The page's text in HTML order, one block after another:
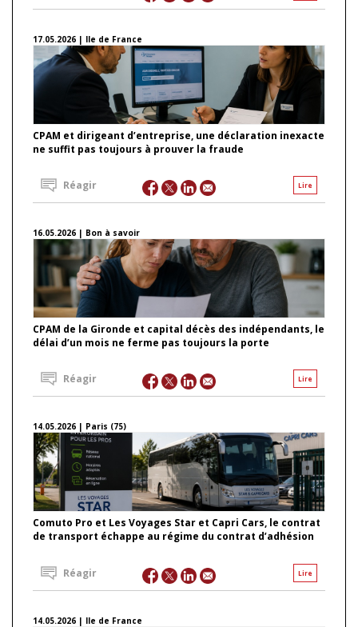
17.05.2026 | Ile de France
CPAM et dirigeant d’entreprise, une déclaration inexacte
ne suffit pas toujours à prouver la fraude
Lire
Réagir
16.05.2026 | Bon à savoir
CPAM de la Gironde et capital décès des indépendants, le
délai d’un mois ne ferme pas toujours la porte
Lire
Réagir
14.05.2026 | Paris (75)
Comuto Pro et Les Voyages Star et Capri Cars, le contrat
de transport échappe au régime du contrat d’adhésion
Lire
Réagir
14.05.2026 | Ile de France